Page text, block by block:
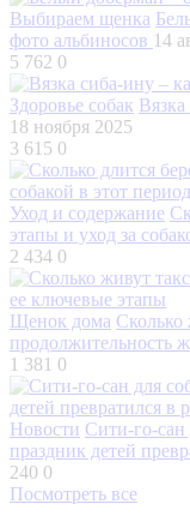
Выбираем щенка
фото альбиносов 14
5 762 0
Здоровье собак
18 ноября 2025
3 615 0
Уход и содержание
этапы и уход за
2 434 0
Щенок дома Сколько
продолжительность
1 381 0
Новости Сити-го-сан
праздник детей
240 0
Посмотреть все